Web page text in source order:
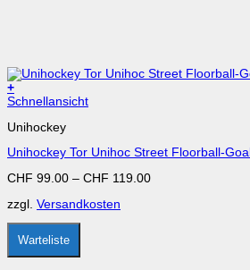
+
Dieses
weist
Varianten
Die
können
auf
der
Produktseite
gewählt
Schnellansicht
Unihockey
Unihockey Tor Unihoc Street Floorball-Goal
CHF 99.00 – CHF 119.00
zzgl. Versandkosten
Warteliste